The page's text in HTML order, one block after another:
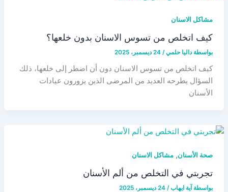
مشاكل الاسنان
كيف اتخلص من تسوس الاسنان بدون خلعها؟
بواسطة داليا حلمي/ 24 ديسمبر، 2025
كيف اتخلص من تسوس الاسنان دون أن اضطر إلى خلعها، ذلك
السؤال يطرحه العديد من المرضى الذين يزورون عيادات
الأسنان
صحة الأسنان, مشاكل الاسنان
تجربتي في التخلص من ألم الأسنان
بواسطة آية ايهاب/ 24 ديسمبر، 2025